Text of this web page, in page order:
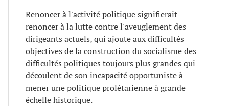
Renoncer à l'activité politique signifierait
renoncer à la lutte contre l'aveuglement des
dirigeants actuels, qui ajoute aux difficultés
objectives de la construction du socialisme des
difficultés politiques toujours plus grandes qui
découlent de son incapacité opportuniste à
mener une politique prolétarienne à grande
échelle historique.